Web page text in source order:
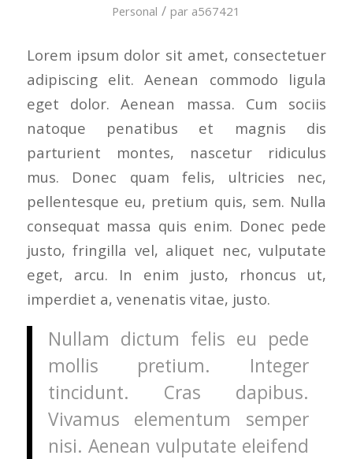
Personal / par a567421
Lorem ipsum dolor sit amet, consectetuer
adipiscing elit. Aenean commodo ligula
eget dolor. Aenean massa. Cum sociis
natoque penatibus et magnis dis
parturient montes, nascetur ridiculus
mus. Donec quam felis, ultricies nec,
pellentesque eu, pretium quis, sem. Nulla
consequat massa quis enim. Donec pede
justo, fringilla vel, aliquet nec, vulputate
eget, arcu. In enim justo, rhoncus ut,
imperdiet a, venenatis vitae, justo.
Nullam dictum felis eu pede
mollis pretium. Integer
tincidunt. Cras dapibus.
Vivamus elementum semper
nisi. Aenean vulputate eleifend